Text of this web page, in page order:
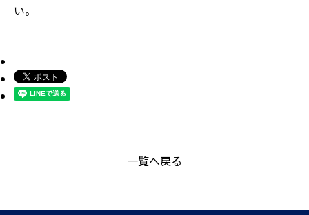
い。
一覧へ戻る